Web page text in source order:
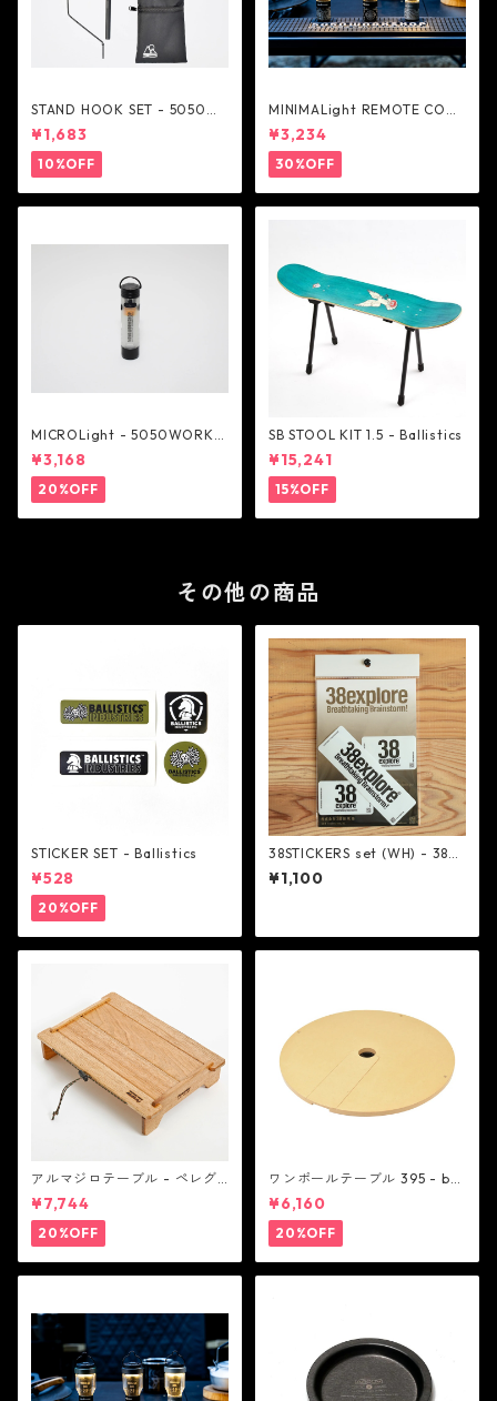
STAND HOOK SET - 5050W
ORKSHOP
¥1,683
10%OFF
MINIMALight REMOTE CONT
ROL 2.0 - 5050WORKSHOP
¥3,234
30%OFF
MICROLight - 5050WORKS
HOP
¥3,168
20%OFF
SB STOOL KIT 1.5 - Ballistics
¥15,241
15%OFF
その他の商品
STICKER SET - Ballistics
¥528
20%OFF
38STICKERS set (WH) - 38ex
plore
¥1,100
アルマジロテーブル - ペレグ
リンデザイン
¥7,744
20%OFF
ワンポールテーブル 395 - bel
mont
¥6,160
20%OFF